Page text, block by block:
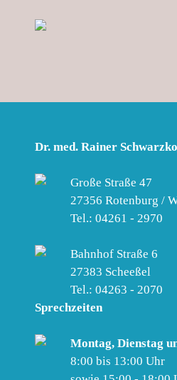
Dr. med. Rainer
Große Straße 47
27356 Rotenburg /
Tel.: 04261 - 2970
Bahnhof Straße 6
27383 Scheeßel
Tel.: 04263 - 2070
Sprechzeiten
Montag, Dienstag
8:00 bis 13:00 Uhr